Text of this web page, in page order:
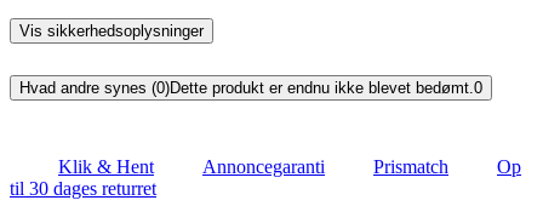
Vis sikkerhedsoplysninger
Hvad andre synes (0)Dette produkt er endnu ikke blevet bedømt. 0
Klik & Hent Annoncegaranti Prismatch
Op
til 30 dages returret